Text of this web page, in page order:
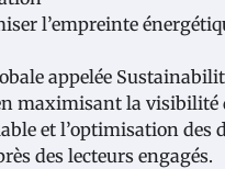
l’empreinte
appelée
maximisant la
et l’optimisation des
des lecteurs engagés.